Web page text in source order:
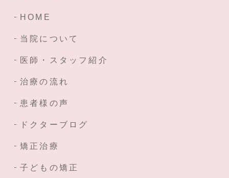
HOME
当院について
医師・スタッフ紹介
治療の流れ
患者様の声
ドクターブログ
矯正治療
子どもの矯正